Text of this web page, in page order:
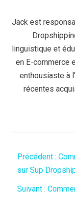
Jack est
linguistique et
en E-commerce
enthousiaste à
récentes
Précédent :
sur Sup
Suivant :